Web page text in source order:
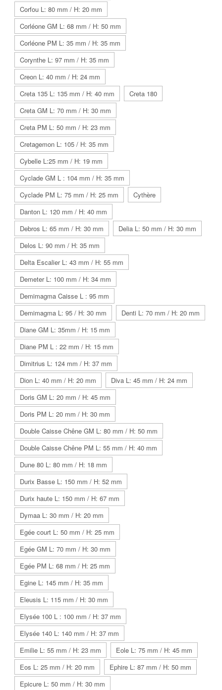
Corfou L: 80 mm / H: 20 mm
Corléone GM L: 68 mm / H: 50 mm
Corléone PM L: 35 mm / H: 35 mm
Corynthe L: 97 mm / H: 35 mm
Creon L: 40 mm / H: 24 mm
Creta 135 L: 135 mm / H: 40 mm
Creta 180
Creta GM L: 70 mm / H: 30 mm
Creta PM L: 50 mm / H: 23 mm
Cretagemon L: 105 / H: 35 mm
Cybelle L:25 mm / H: 19 mm
Cyclade GM L : 104 mm / H: 35 mm
Cyclade PM L: 75 mm / H: 25 mm
Cythère
Danton L: 120 mm / H: 40 mm
Debros L: 65 mm / H: 30 mm
Delia L: 50 mm / H: 30 mm
Delos L: 90 mm / H: 35 mm
Delta Escalier L: 43 mm / H: 55 mm
Demeter L: 100 mm / H: 34 mm
Demimagma Caisse L : 95 mm
Demimagma L: 95 / H: 30 mm
Denti L: 70 mm / H: 20 mm
Diane GM L: 35mm / H: 15 mm
Diane PM L : 22 mm / H: 15 mm
Dimitrius L: 124 mm / H: 37 mm
Dion L: 40 mm / H: 20 mm
Diva L: 45 mm / H: 24 mm
Doris GM L: 20 mm / H: 45 mm
Doris PM L: 20 mm / H: 30 mm
Double Caisse Chêne GM L: 80 mm / H: 50 mm
Double Caisse Chêne PM L: 55 mm / H: 40 mm
Dune 80 L: 80 mm / H: 18 mm
Durix Basse L: 150 mm / H: 52 mm
Durix haute L: 150 mm / H: 67 mm
Dymaa L: 30 mm / H: 20 mm
Egée court L: 50 mm / H: 25 mm
Egée GM L: 70 mm / H: 30 mm
Egée PM L: 68 mm / H: 25 mm
Egine L: 145 mm / H: 35 mm
Eleusis L: 115 mm / H: 30 mm
Elysée 100 L : 100 mm / H: 37 mm
Elysée 140 L: 140 mm / H: 37 mm
Emilie L: 55 mm / H: 23 mm
Eole L: 75 mm / H: 45 mm
Eos L: 25 mm / H: 20 mm
Ephire L: 87 mm / H: 50 mm
Epicure L: 50 mm / H: 30 mm